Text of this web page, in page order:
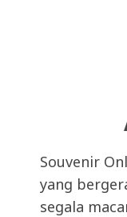
Souvenir
yang
segala